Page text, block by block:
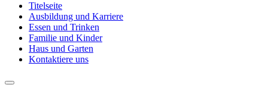
Titelseite
Ausbildung und Karriere
Essen und Trinken
Familie und Kinder
Haus und Garten
Kontaktiere uns